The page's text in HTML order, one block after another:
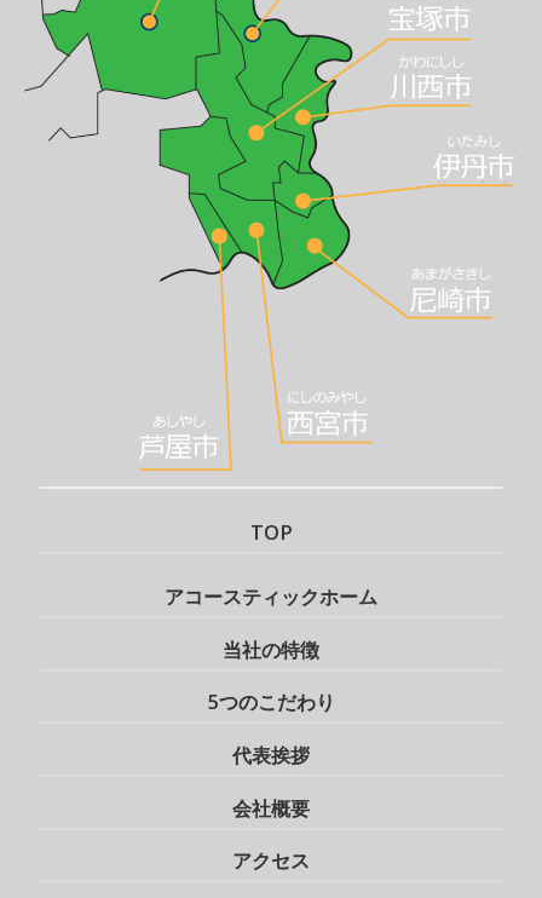
TOP
アコースティックホーム
当社の特徴
5つのこだわり
代表挨拶
会社概要
アクセス